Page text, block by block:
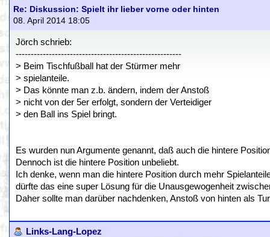
Re: Diskussion: Spielt ihr lieber vorne oder hinten
08. April 2014 18:05
Jörch schrieb:
-------------------------------------------------------
> Beim Tischfußball hat der Stürmer mehr
> spielanteile.
> Das könnte man z.b. ändern, indem der Anstoß
> nicht von der 5er erfolgt, sondern der Verteidiger
> den Ball ins Spiel bringt.
Es wurden nun Argumente genannt, daß auch die hintere
Dennoch ist die hintere Position unbeliebt.
Ich denke, wenn man die hintere Position durch mehr
dürfte das eine super Lösung für die Unausgewogenheit
Daher sollte man darüber nachdenken, Anstoß von hinten als
Links-Lang-Lopez